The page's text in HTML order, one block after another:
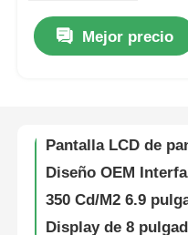
Sobre nosotros
Control de calidad
Contacta con nosotros
Mejor precio